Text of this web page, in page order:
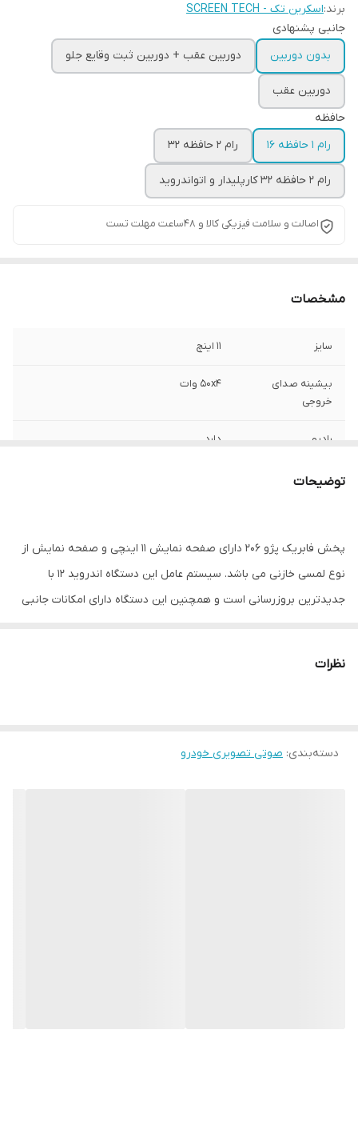
برند:اسکرین تک - SCREEN TECH
جانبی پشنهادی
بدون دوربین
دوربین عقب + دوربین ثبت وقایع جلو
دوربین عقب
حافظه
رام 1 حافظه 16
رام 2 حافظه 32
رام 2 حافظه 32 کارپلیدار و اتواندروید
اصالت و سلامت فیزیکی کالا و 48ساعت مهلت تست
مشخصات
سایز 11 اینچ
بیشینه صدای
خروجی
۵۰x۴ وات
رادیو دارد
تماس صوتی و
اندروید ۱۲
GPS دارد
WiFi دارد
توضیحات
پخش فابریک پژو 206 دارای صفحه نمایش 11 اینچی و صفحه نمایش از
نوع لمسی خازنی می باشد. سیستم عامل این دستگاه اندروید 12 با
جدیدترین بروزرسانی است و همچنین این دستگاه دارای امکانات جانبی
نظرات
دسته‌بندی: صوتی تصویری خودرو